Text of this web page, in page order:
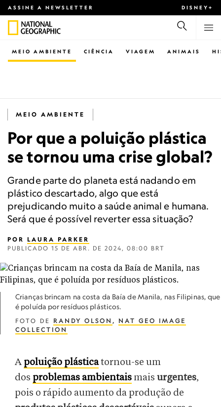
ASSINE A NEWSLETTER DISNEY+
CIÊNCIA VIAGEM ANIMAIS
MEIO AMBIENTE
MEIO AMBIENTE
Por que a poluição plástica
se tornou uma crise global?
Grande parte do planeta está nadando em
plástico descartado, algo que está
prejudicando muito a saúde animal e humana.
Será que é possível reverter essa situação?
POR LAURA PARKER
PUBLICADO 15 DE ABR. DE 2024, 08:00 BRT
Crianças brincam na costa da Baía de Manila, nas Filipinas, que
é poluída por resíduos plásticos.
FOTO DE RANDY OLSON , NAT GEO IMAGE
COLLECTION
A poluição plásticatornou-se um
dos problemas ambientais mais urgentes,
pois o rápido aumento da produção de